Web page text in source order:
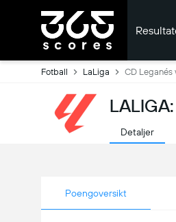
Fotball LaLiga CD Leganés
Detaljer
Poengoversikt